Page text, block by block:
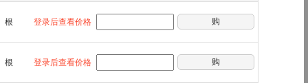
根 登录后查看价格 购
根 登录后查看价格 购